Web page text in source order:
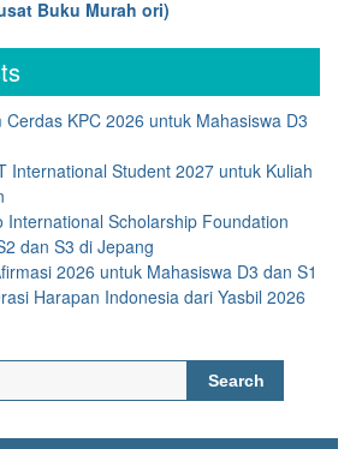
Buku Murah ori)
Cerdas KPC 2026 untuk Mahasiswa D3
International Student 2027 untuk Kuliah
International Scholarship Foundation
dan S3 di Jepang
2026 untuk Mahasiswa D3 dan S1
Harapan Indonesia dari Yasbil 2026
Search
for: